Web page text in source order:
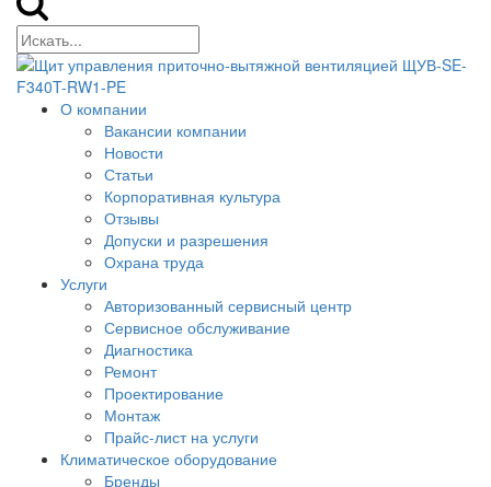
О компании
Вакансии компании
Новости
Статьи
Корпоративная культура
Отзывы
Допуски и разрешения
Охрана труда
Услуги
Авторизованный сервисный центр
Сервисное обслуживание
Диагностика
Ремонт
Проектирование
Монтаж
Прайс-лист на услуги
Климатическое оборудование
Бренды